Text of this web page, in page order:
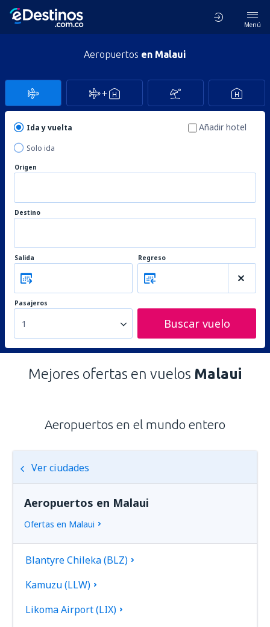
Menú
Aeropuertos en Malaui
Ida y vuelta
Solo ida
Añadir hotel
Origen
Destino
Salida Regreso
Pasajeros
1 Buscar vuelo
Mejores ofertas en vuelos Malaui
Aeropuertos en el mundo entero
Ver ciudades
Aeropuertos en Malaui
Ofertas en Malaui
Blantyre Chileka (BLZ)
Kamuzu (LLW)
Likoma Airport (LIX)